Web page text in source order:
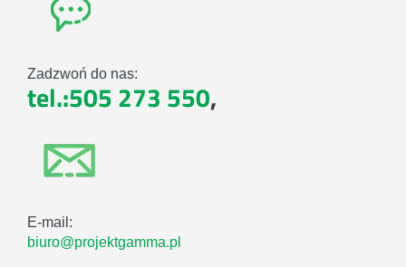
Zadzwoń do nas:
tel.:505 273 550,
E-mail:
biuro@projektgamma.pl